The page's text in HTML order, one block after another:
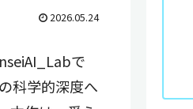
2026.05.24
で
科学的深度へ